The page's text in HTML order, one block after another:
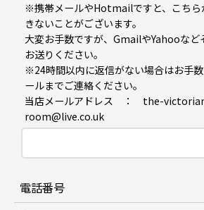
※携帯メールやHotmailですと、こちら
きないことがございます。
大変お手数ですが、GmailやYahooなど
お送りください。
※24時間以内に返信がない場合はお手
ールまでご連絡ください。
当店メールアドレス ： the-
room@live.co.uk
電話番号